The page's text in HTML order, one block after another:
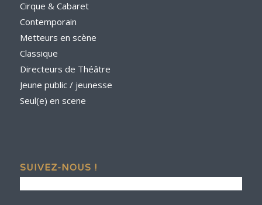
Cirque & Cabaret
Contemporain
Metteurs en scène
Classique
Directeurs de Théâtre
Jeune public / jeunesse
Seul(e) en scene
SUIVEZ-NOUS !